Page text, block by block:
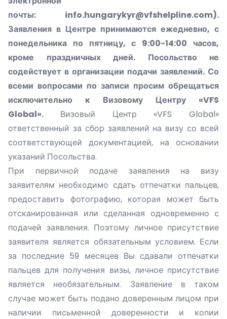
почты: info.hungarykyr@vfshelpline.com).
Заявления в Центре принимаются ежедневно, с
понедельника по пятницу, с 9:00-14:00 часов,
кроме праздничных дней. Посольство не
содействует в организации подачи заявлений. Со
всеми вопросами по записи просим обрещаться
исключительно к Визовому Центру «VFS
Global». Визовый Центр «VFS Global»
ответственный за сбор заявлений на визу со всей
соответствующей документацией, на основании
указаний Посольства.
При первичной подаче заявления на визу
заявителям необходимо сдать отпечатки пальцев,
предоставить фотографию, которая может быть
отсканированная или сделанная одновременно с
подачей заявления. Поэтому личное присутствие
заявителя является обязательным условием. Если
за последние 59 месяцев Вы сдавали отпечатки
пальцев для получения визы, личное присутствие
является необязательным. Заявление в таком
случае может быть подано доверенным лицом при
наличии письменной доверенности и копии